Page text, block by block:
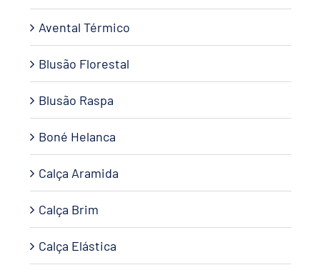
Avental Térmico
Blusão Florestal
Blusão Raspa
Boné Helanca
Calça Aramida
Calça Brim
Calça Elástica